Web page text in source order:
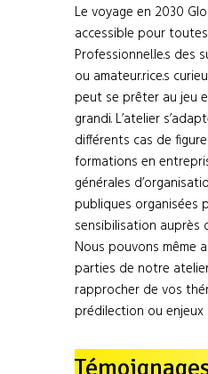
Le voyage en 2030
accessible pour
Professionnel.le.s des
ou amateur.rice.s
peut se prêter au jeu
grandi. L’atelier
différents cas de
formations en
générales
publiques organisées
sensibilisation auprès
Nous pouvons même
parties de notre
rapprocher de vos
prédilection ou enjeux